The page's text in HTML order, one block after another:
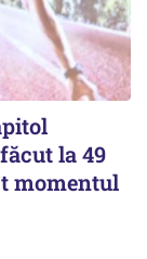
la 49
momentul